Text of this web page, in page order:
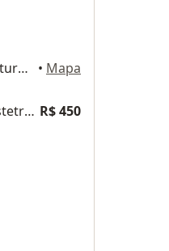
Avenida Rodrigues Alves 800, cobertura sala 1107, Tirol, Natal • Mapa
Primeira consulta ginecologia e obstetrícia R$ 450